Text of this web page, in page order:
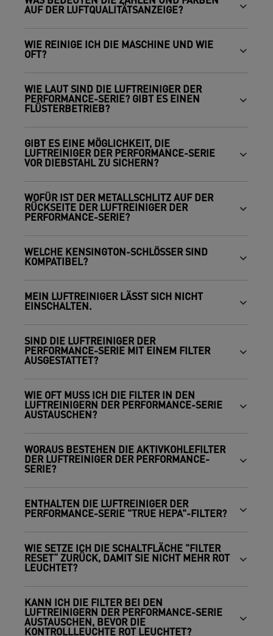
AUF DER LUFTQUALITÄTSANZEIGE?
WIE REINIGE ICH DIE MASCHINE UND WIE
OFT?
WIE LAUT SIND DIE LUFTREINIGER DER
PERFORMANCE-SERIE? GIBT ES EINEN
FLÜSTERBETRIEB?
GIBT ES EINE MÖGLICHKEIT, DIE
LUFTREINIGER DER PERFORMANCE-SERIE
VOR DIEBSTAHL ZU SICHERN?
WOFÜR IST DER METALLSCHLITZ AUF DER
RÜCKSEITE DER LUFTREINIGER DER
PERFORMANCE-SERIE?
WELCHE KENSINGTON-SCHLÖSSER SIND
KOMPATIBEL?
MEIN LUFTREINIGER LÄSST SICH NICHT
EINSCHALTEN.
SIND DIE LUFTREINIGER DER
PERFORMANCE-SERIE MIT EINEM FILTER
AUSGESTATTET?
WIE OFT MUSS ICH DIE FILTER IN DEN
LUFTREINIGERN DER PERFORMANCE-SERIE
AUSTAUSCHEN?
WORAUS BESTEHEN DIE AKTIVKOHLEFILTER
DER LUFTREINIGER DER PERFORMANCE-
SERIE?
ENTHALTEN DIE LUFTREINIGER DER
PERFORMANCE-SERIE "TRUE HEPA"-FILTER?
WIE SETZE ICH DIE SCHALTFLÄCHE "FILTER
RESET“ ZURÜCK, DAMIT SIE NICHT MEHR ROT
LEUCHTET?
KANN ICH DIE FILTER BEI DEN
LUFTREINIGERN DER PERFORMANCE-SERIE
AUSTAUSCHEN, BEVOR DIE
KONTROLLLEUCHTE ROT LEUCHTET?